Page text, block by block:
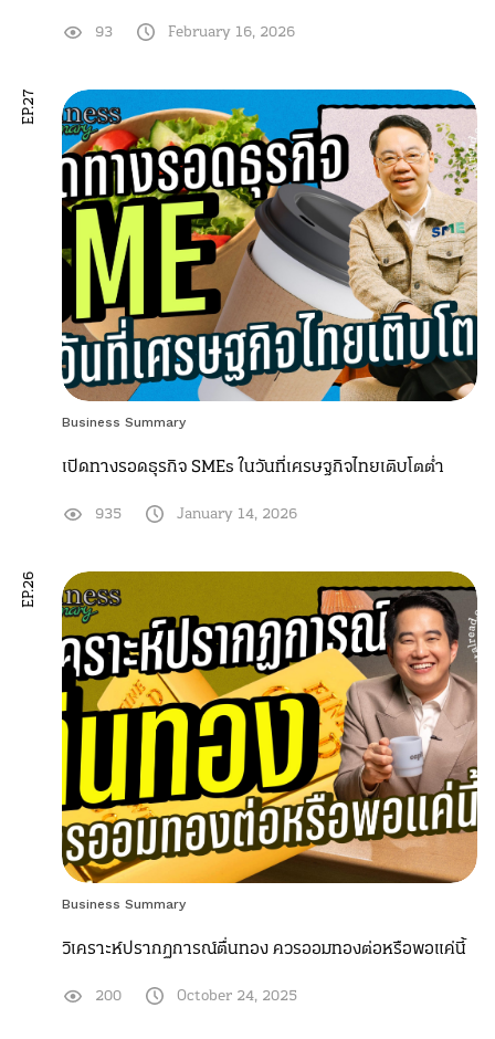
93 February 16, 2026
Business Summary
เปิดทางรอดธุรกิจ SMEs ในวันที่เศรษฐกิจไทยเติบโตต่ำ
EP.27
935 January 14, 2026
Business Summary
วิเคราะห์ปรากฏการณ์ตื่นทอง ควรออมทองต่อหรือพอแค่นี้
EP.26
200 October 24, 2025